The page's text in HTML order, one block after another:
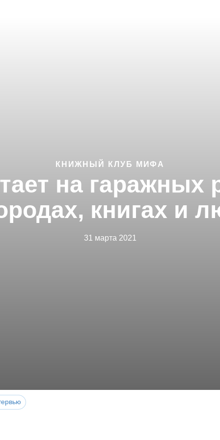
КНИЖНЫЙ КЛУБ МИФА
на гаражных
книгах и
31 марта 2021